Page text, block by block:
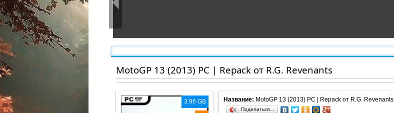
MotoGP 13 (2013) PC | Repack от R.G. Revenants
3.96 GB Название: MotoGP 13 (2013) PC | Repack от R.G. Revenants
Поделиться…